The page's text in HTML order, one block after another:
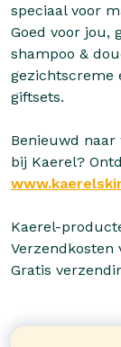
speciaal voor
Goed voor jou,
shampoo &
gezichtscreme
giftsets.
Benieuwd
bij Kaerel?
Kaerel-
Verzendkosten
Gratis